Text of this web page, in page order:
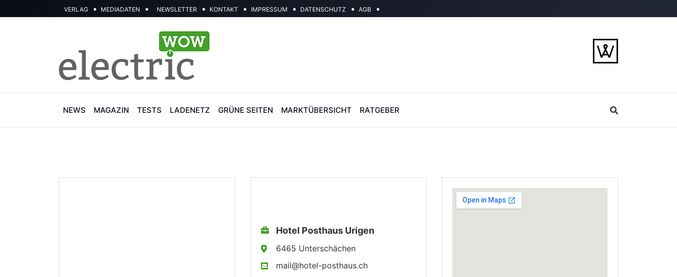
VERLAG MEDIADATEN NEWSLETTER KONTAKT IMPRESSUM DATENSCHUTZ AGB
NEWS MAGAZIN TESTS LADENETZ GRÜNE SEITEN MARKTÜBERSICHT RATGEBER
Hotel Posthaus Urigen
6465 Unterschächen
mail@hotel-posthaus.ch